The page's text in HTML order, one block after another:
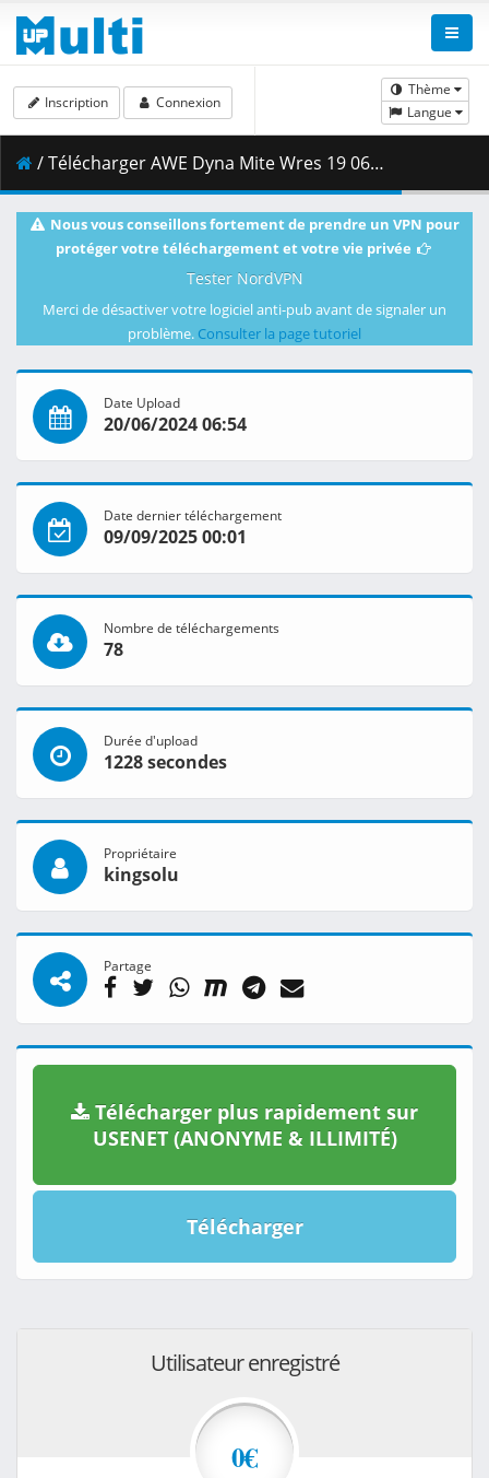
Thème
Langue
Inscription Connexion
/ Télécharger AWE Dyna Mite Wres 19 06 2024 FHD Online.ts ( 5.06 GB )
Nous vous conseillons fortement de prendre un VPN pour
protéger votre téléchargement et votre vie privée
Tester NordVPN
Merci de désactiver votre logiciel anti-pub avant de signaler un
problème. Consulter la page tutoriel
Date Upload
20/06/2024 06:54
Date dernier téléchargement
09/09/2025 00:01
Nombre de téléchargements
78
Durée d'upload
1228 secondes
Propriétaire
kingsolu
Partage
Télécharger plus rapidement sur
USENET (ANONYME & ILLIMITÉ)
Télécharger
Utilisateur enregistré
0€